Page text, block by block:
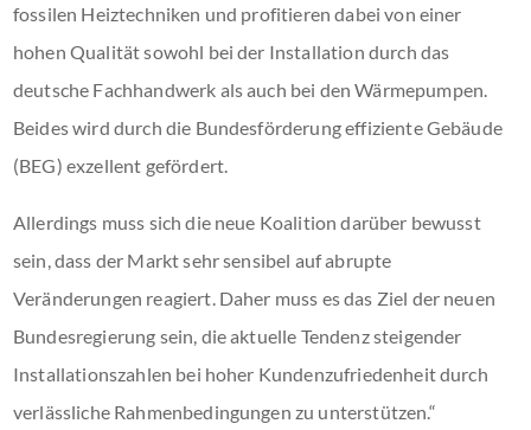
fossilen Heiztechniken und profitieren dabei von einer
hohen Qualität sowohl bei der Installation durch das
deutsche Fachhandwerk als auch bei den Wärmepumpen.
Beides wird durch die Bundesförderung effiziente Gebäude
(BEG) exzellent gefördert.
Allerdings muss sich die neue Koalition darüber bewusst
sein, dass der Markt sehr sensibel auf abrupte
Veränderungen reagiert. Daher muss es das Ziel der neuen
Bundesregierung sein, die aktuelle Tendenz steigender
Installationszahlen bei hoher Kundenzufriedenheit durch
verlässliche Rahmenbedingungen zu unterstützen.“